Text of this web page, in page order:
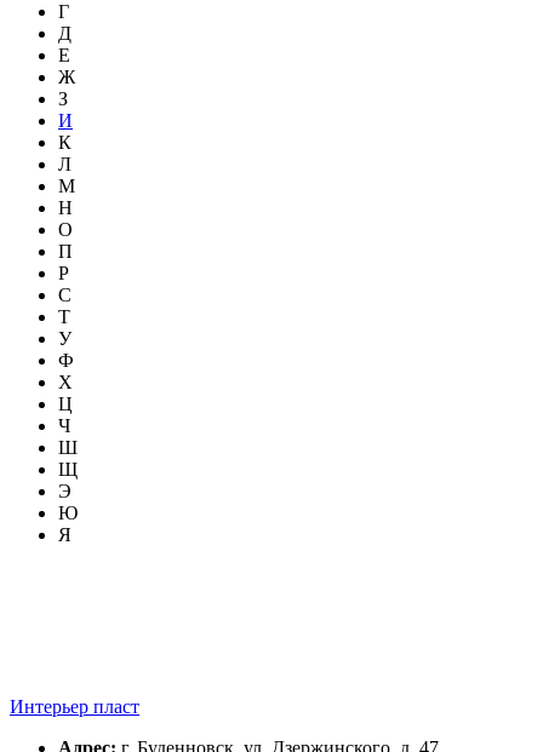
Г
Д
Е
Ж
З
И
К
Л
М
Н
О
П
Р
С
Т
У
Ф
Х
Ц
Ч
Ш
Щ
Э
Ю
Я
Интерьер пласт